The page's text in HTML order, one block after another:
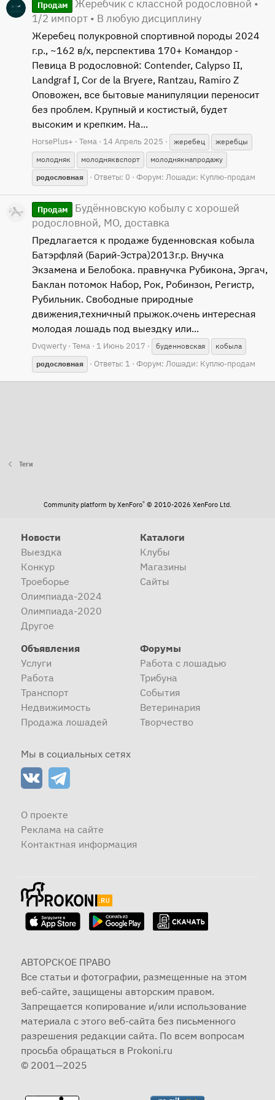
Продам
Жеребчик с классной родословной •
1/2 импорт • В любую дисциплину
Жеребец полукровной спортивной породы 2024
г.р., ~162 в/х, перспектива 170+ Командор -
Певица В родословной: Contender, Calypso II,
Landgraf I, Сor de la Bryere, Rantzau, Ramiro Z
Оповожен, все бытовые манипуляции переносит
без проблем. Крупный и костистый, будет
высоким и крепким. На...
HorsePlus+ Тема 14 Апрель 2025 жеребец
жеребцы
молодняк
молодняквспорт
молоднякнапродажу
родословная
Ответы: 0 Форум: Лошади: Куплю-продам
Продам
Будённовскую кобылу с хорошей
родословной, МО, доставка
Предлагается к продаже буденновская кобыла
Батэрфляй (Барий-Эстра)2013г.р. Внучка
Экзамена и Белобока. правнучка Рубикона, Эргач,
Баклан потомок Набор, Рок, Робинзон, Регистр,
Рубильник. Свободные природные
движения,техничный прыжок.очень интересная
молодая лошадь под выездку или...
Dvqwerty Тема 1 Июнь 2017 буденновская
кобыла
родословная
Ответы: 1 Форум: Лошади: Куплю-продам
Теги
Community platform by XenForo® © 2010-2026 XenForo Ltd.
Новости
Выездка
Конкур
Троеборье
Олимпиада-2024
Олимпиада-2020
Другое
Каталоги
Клубы
Магазины
Сайты
Объявления
Услуги
Работа
Транспорт
Недвижимость
Продажа лошадей
Форумы
Работа с лошадью
Трибуна
События
Ветеринария
Творчество
Мы в социальных сетях
О проекте
Реклама на сайте
Контактная информация
АВТОРСКОЕ ПРАВО
Все статьи и фотографии, размещенные на этом
веб-сайте, защищены авторским правом.
Запрещается копирование и/или использование
материала с этого веб-сайта без письменного
разрешения редакции сайта. По всем вопросам
просьба обращаться в Prokoni.ru
© 2001—2025